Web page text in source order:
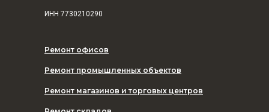
ИНН 7730210290
Ремонт офисов
Ремонт промышленных объектов
Ремонт магазинов и торговых центров